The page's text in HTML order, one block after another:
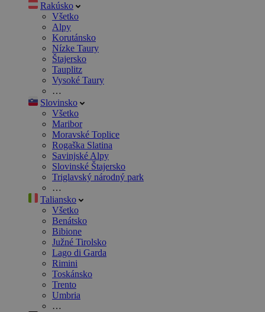
Rakúsko
Všetko
Alpy
Korutánsko
Nízke Taury
Štajersko
Tauplitz
Vysoké Taury
…
Slovinsko
Všetko
Maribor
Moravské Toplice
Rogaška Slatina
Savinjské Alpy
Slovinské Štajersko
Triglavský národný park
…
Taliansko
Všetko
Benátsko
Bibione
Južné Tirolsko
Lago di Garda
Rimini
Toskánsko
Trento
Umbria
…